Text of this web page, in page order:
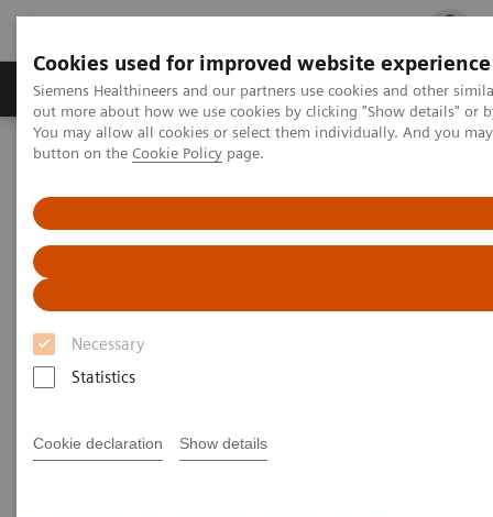
Cookies used for improved website experience
Siemens Healthineers and our partners use cookies and other
out more about how we use cookies by clicking "Show details" or
You may allow all cookies or select them individually. And you
button on the Cookie Policy page.
Necessary
Statistics
Cookie declaration Show details
Produits & services Spécialités cliniques
Accueil
Imagerie Médicale